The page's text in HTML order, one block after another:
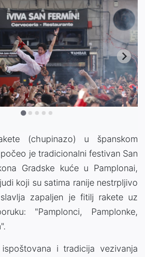
(chupinazo) u španskom
je tradicionalni festivan San
Gradske kuće u Pamplonai,
koji su satima ranije nestrpljivo
zapaljen je fitilj rakete uz
"Pamplonci, Pamplonke,
i tradicija vezivanja